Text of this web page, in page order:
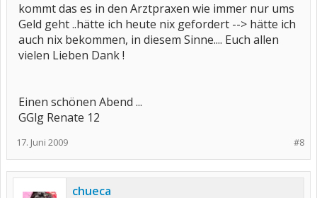
kommt das es in den Arztpraxen wie immer nur ums
Geld geht ..hätte ich heute nix gefordert --> hätte ich
auch nix bekommen, in diesem Sinne.... Euch allen
vielen Lieben Dank !
Einen schönen Abend ...
GGlg Renate 12
#8
17. Juni 2009
chueca